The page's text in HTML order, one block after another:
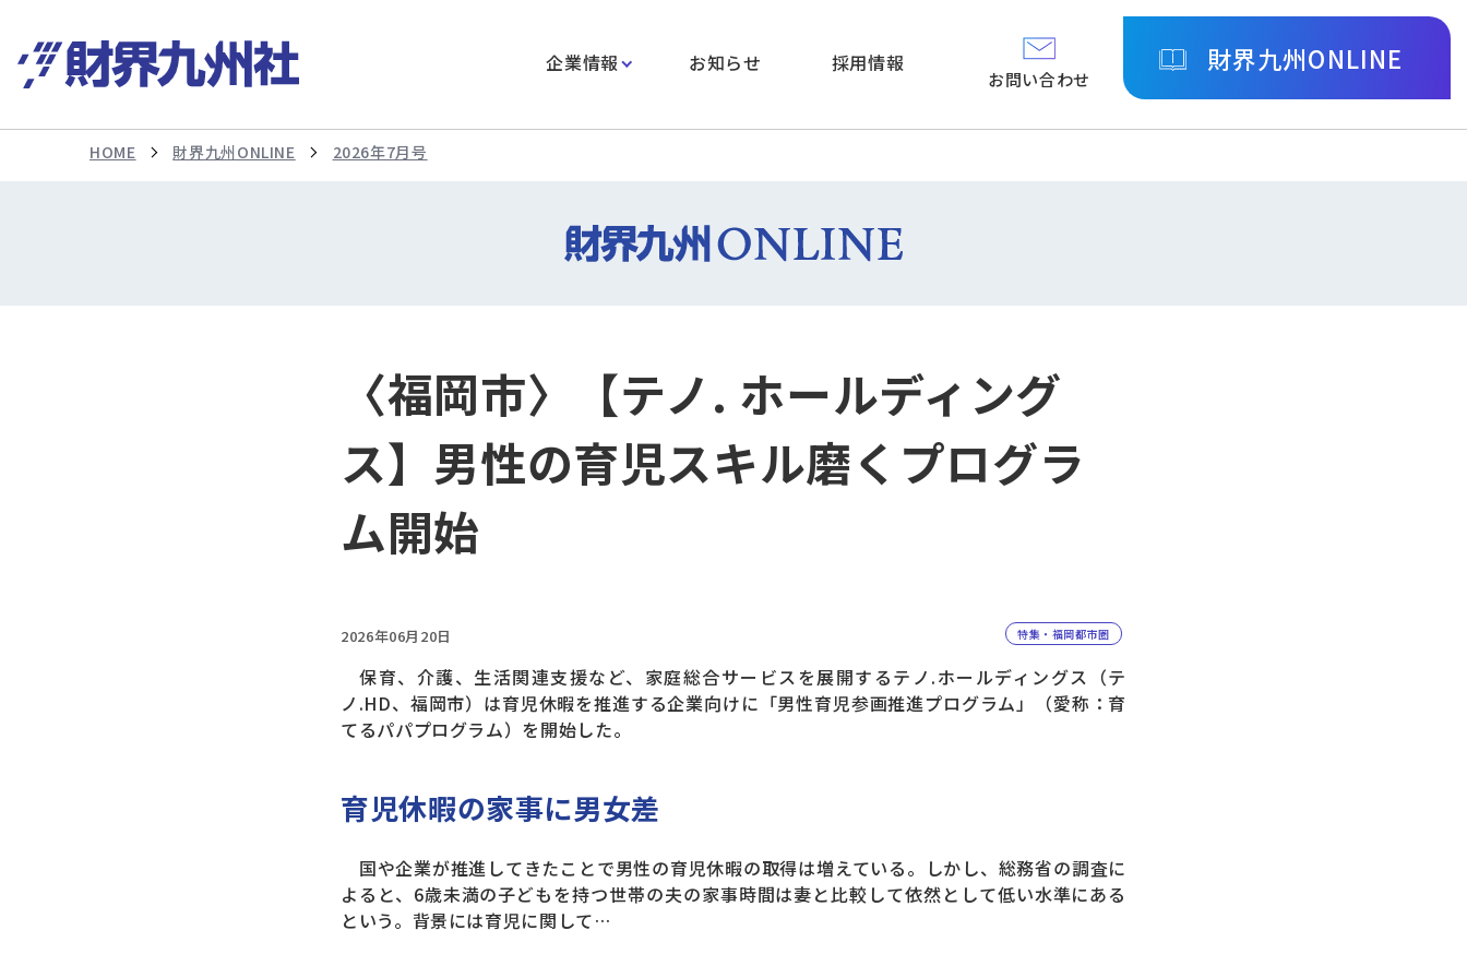
企業情報 お知らせ 採用情報
お問い合わせ
財界九州ONLINE
HOME 財界九州ONLINE 2026年7月号
〈福岡市〉【テノ. ホールディング
ス】男性の育児スキル磨くプログラ
ム開始
2026年06月20日 特集・福岡都市圏
保育、介護、生活関連支援など、家庭総合サービスを展開するテノ.ホールディングス（テ
ノ.HD、福岡市）は育児休暇を推進する企業向けに「男性育児参画推進プログラム」（愛称：育
てるパパプログラム）を開始した。
育児休暇の家事に男女差
国や企業が推進してきたことで男性の育児休暇の取得は増えている。しかし、総務省の調査に
よると、6歳未満の子どもを持つ世帯の夫の家事時間は妻と比較して依然として低い水準にある
という。背景には育児に関して…